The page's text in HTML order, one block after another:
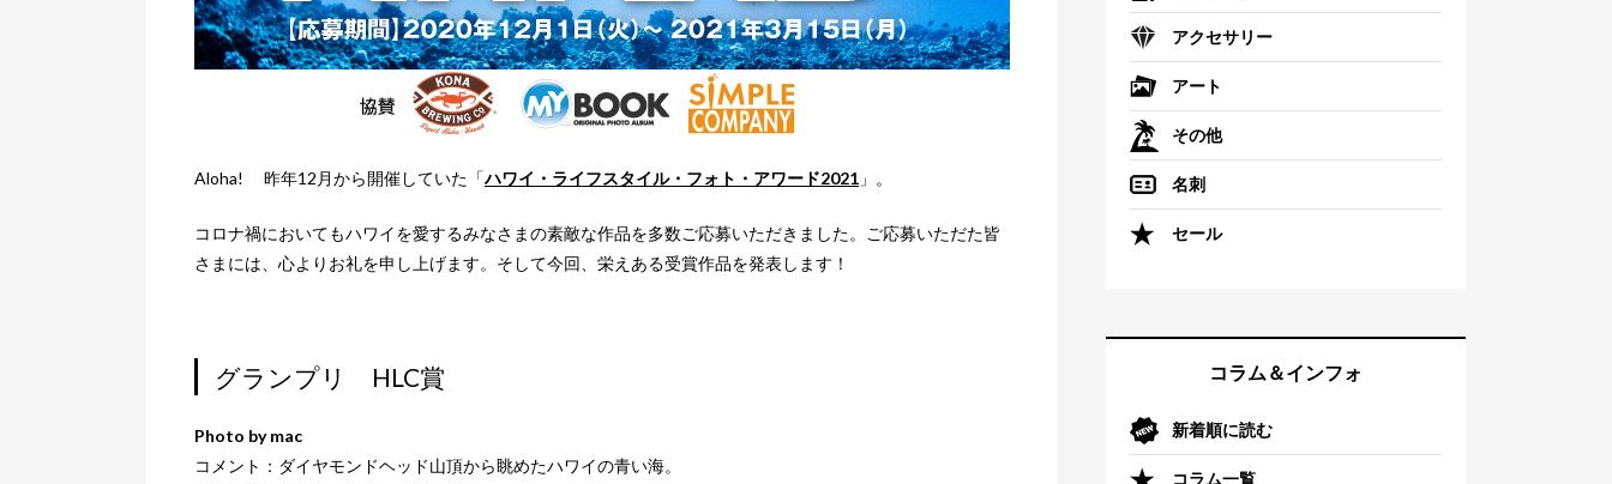
Aloha! 昨年12月から開催していた「ハワイ・ライフスタイル・フォト・アワード2021 」。
コロナ禍においてもハワイを愛するみなさまの素敵な作品を多数ご応募いただきました。ご応募いただた皆
さまには、心よりお礼を申し上げます。そして今回、栄えある受賞作品を発表します！
グランプリ HLC賞
Photo by mac
コメント：ダイヤモンドヘッド山頂から眺めたハワイの青い海。
アクセサリー
アート
その他
名刺
セール
コラム＆インフォ
新着順に読む
コラム一覧